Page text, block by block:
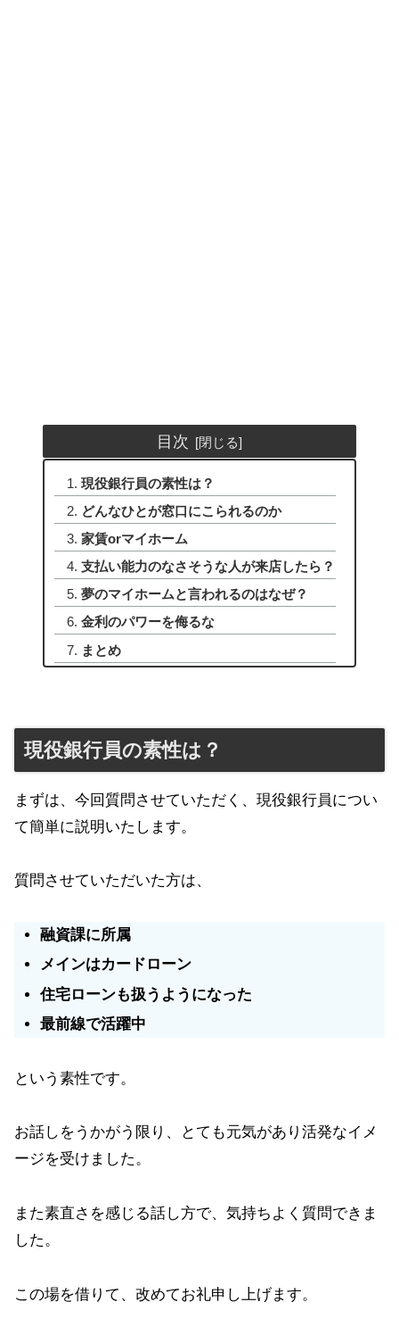
目次
現役銀行員の素性は？
どんなひとが窓口にこられるのか
家賃orマイホーム
支払い能力のなさそうな人が来店したら？
夢のマイホームと言われるのはなぜ？
金利のパワーを侮るな
まとめ
現役銀行員の素性は？
まずは、今回質問させていただく、現役銀行員につい
て簡単に説明いたします。
質問させていただいた方は、
融資課に所属
メインはカードローン
住宅ローンも扱うようになった
最前線で活躍中
という素性です。
お話しをうかがう限り、とても元気があり活発なイメ
ージを受けました。
また素直さを感じる話し方で、気持ちよく質問できま
した。
この場を借りて、改めてお礼申し上げます。